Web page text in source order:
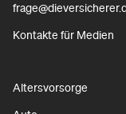
Kontakte für Medien
Altersvorsorge